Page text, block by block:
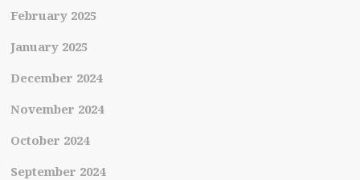
February 2025
January 2025
December 2024
November 2024
October 2024
September 2024